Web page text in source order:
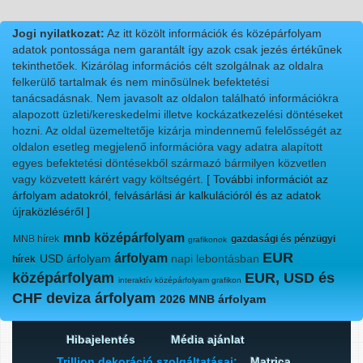
Jogi nyilatkozat: Az itt közölt információk és középárfolyam
adatok pontossága nem garantált így azok csak jezés értékűnek
tekinthetőek. Kizárólag információs célt szolgálnak az oldalra
felkerülő tartalmak és nem minősülnek befektetési
tanácsadásnak. Nem javasolt az oldalon található információkra
alapozott üzleti/kereskedelmi illetve kockázatkezelési döntéseket
hozni. Az oldal üzemeltetője kizárja mindennemű felelősségét az
oldalon esetleg megjelenő információra vagy adatra alapított
egyes befektetési döntésekből származó bármilyen közvetlen
vagy közvetett kárért vagy költségért. [ További információt az
árfolyam adatokról, felvásárlási ár kalkulációról és az adatok
újraközléséről ]
MNB hírek mnb középárfolyam grafikonok gazdasági és pénzügyi
hírek USD árfolyam árfolyam napi lebontásban EUR
középárfolyam interaktív középárfolyam grafikon EUR, USD és
CHF deviza árfolyam 2026 MNB árfolyam
Hibajelentés
Média ajánlat